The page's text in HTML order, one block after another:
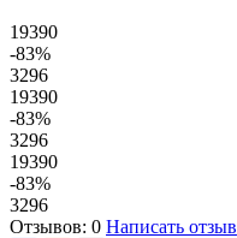
19390
-83%
3296
19390
-83%
3296
19390
-83%
3296
Отзывов: 0 Написать отзыв